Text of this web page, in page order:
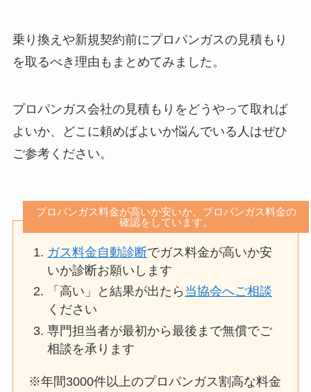
乗り換えや新規契約前にプロパンガスの見積もり
を取るべき理由もまとめてみました。
プロパンガス会社の見積もりをどうやって取れば
よいか、どこに頼めばよいか悩んでいる人はぜひ
ご参考ください。
プロパンガス料金が高いか安いか、プロパンガス料金の
確認をしています。
ガス料金自動診断でガス料金が高いか安
いか診断お願いします
「高い」と結果が出たら 当協会へご相談
ください
専門担当者が最初から最後まで無償でご
相談を承ります
※年間3000件以上のプロパンガス割高な料金